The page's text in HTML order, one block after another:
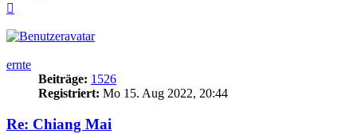
ernte
Beiträge: 1526
Registriert: Mo 15. Aug 2022, 20:44
Re: Chiang Mai